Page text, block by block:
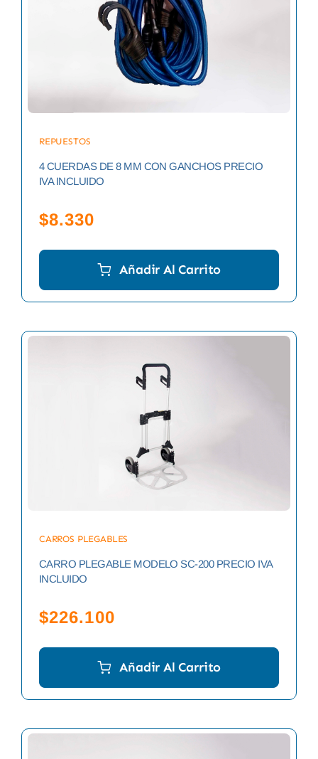
REPUESTOS
4 CUERDAS DE 8 MM CON GANCHOS PRECIO
IVA INCLUIDO
$8.330
Añadir Al Carrito
CARROS PLEGABLES
CARRO PLEGABLE MODELO SC-200 PRECIO IVA
INCLUIDO
$226.100
Añadir Al Carrito